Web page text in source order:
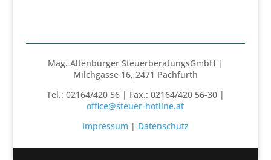
Mag. Altenburger SteuerberatungsGmbH |
Milchgasse 16, 2471 Pachfurth
Tel.: 02164/420 56 | Fax.: 02164/420 56-30 |
office@steuer-hotline.at
Impressum | Datenschutz